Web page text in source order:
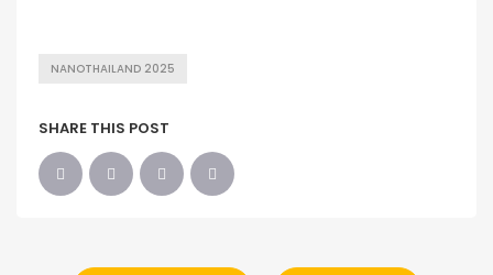
NANOTHAILAND 2025
SHARE THIS POST